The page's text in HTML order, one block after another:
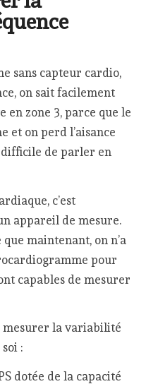
sans capteur cardio,
on sait facilement
en zone 3, parce que le
et on perd l’aisance
de parler en
c’est
appareil de mesure.
maintenant, on n’a
pour
capables de mesurer
mesurer la variabilité
:
dotée de la capacité